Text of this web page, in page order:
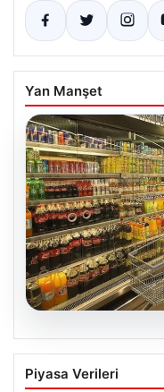
Yan Manşet
07.08.2026
Enflasyon
açıklanacak?
Piyasa Verileri